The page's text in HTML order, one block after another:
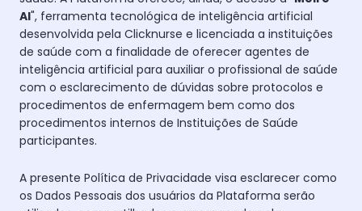
AI", ferramenta tecnológica de inteligência artificial
desenvolvida pela Clicknurse e licenciada a instituições
de saúde com a finalidade de oferecer agentes de
inteligência artificial para auxiliar o profissional de saúde
com o esclarecimento de dúvidas sobre protocolos e
procedimentos de enfermagem bem como dos
procedimentos internos de Instituições de Saúde
participantes.
A presente Política de Privacidade visa esclarecer como
os Dados Pessoais dos usuários da Plataforma serão